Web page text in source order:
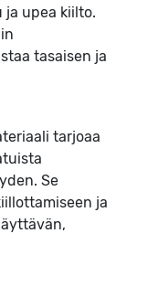
upea kiilto.
tasaisen ja
tarjoaa
Se
ja